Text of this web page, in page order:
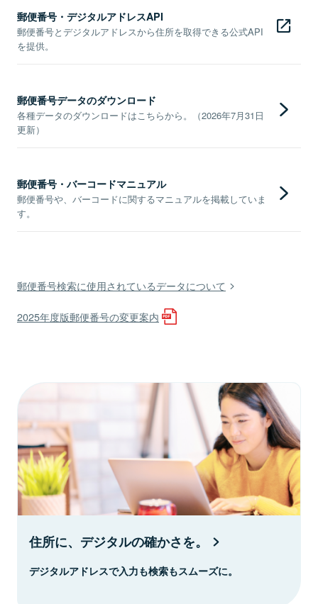
郵便番号・デジタルアドレスAPI
郵便番号とデジタルアドレスから住所を取得できる公式API
を提供。
郵便番号データのダウンロード
各種データのダウンロードはこちらから。（2026年7月31日
更新）
郵便番号・バーコードマニュアル
郵便番号や、バーコードに関するマニュアルを掲載していま
す。
郵便番号検索に使用されているデータについて
2025年度版郵便番号の変更案内
住所に、デジタルの確かさを。
デジタルアドレスで入力も検索もスムーズに。